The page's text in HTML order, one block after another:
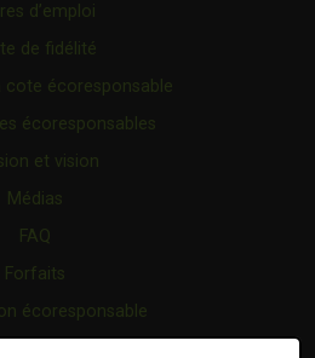
d’emploi
de fidélité
cote écoresponsable
écoresponsables
et vision
Médias
FAQ
Forfaits
écoresponsable